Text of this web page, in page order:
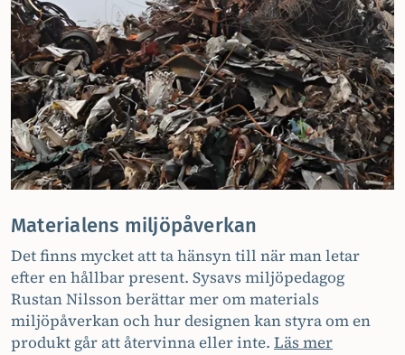
Materialens miljöpåverkan
Det finns mycket att ta hänsyn till när man letar
efter en hållbar present. Sysavs miljöpedagog
Rustan Nilsson berättar mer om materials
miljöpåverkan och hur designen kan styra om en
produkt går att återvinna eller inte. Läs mer